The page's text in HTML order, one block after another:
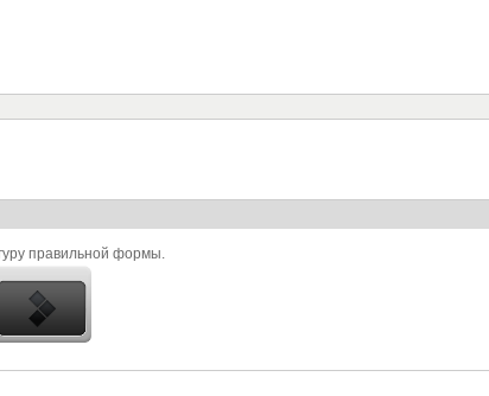
правильной формы.